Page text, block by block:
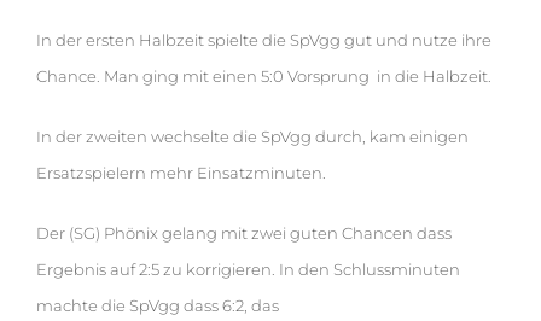
In der ersten Halbzeit spielte die SpVgg gut und nutze ihre
Chance. Man ging mit einen 5:0 Vorsprung in die Halbzeit.
In der zweiten wechselte die SpVgg durch, kam einigen
Ersatzspielern mehr Einsatzminuten.
Der (SG) Phönix gelang mit zwei guten Chancen dass
Ergebnis auf 2:5 zu korrigieren. In den Schlussminuten
machte die SpVgg dass 6:2, das